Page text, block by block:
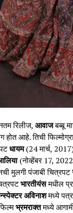
रिलीज, आवाजबब्बू
होत आहे. तिची
धायम(24 मार्च,
(नोव्हेंबर 17,
मुलगी पंजाबी चित्रपट
भारतीयंसमधील
अविनाशमध्ये
भ्रमराक्तमध्ये